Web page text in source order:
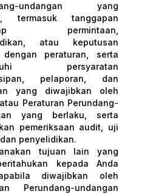
undangan yang
termasuk tanggapan
permintaan,
atau keputusan
dengan peraturan, serta
persyaratan
pelaporan, dan
yang diwajibkan oleh
Peraturan Perundang-
yang berlaku, serta
pemeriksaan audit, uji
penyelidikan.
tujuan lain yang
kepada Anda
diwajibkan oleh
Perundang-undangan